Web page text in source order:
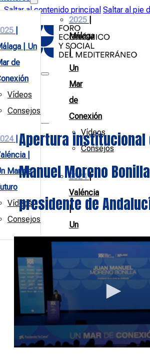
Saltar al contenido principal Saltar al pie
| Un
de
Vídeos
Consejos
|
|
Mar de
Vídeos
Consejos
2025
Málaga
|
Un
Mar
de
Conexión
Vídeos
Consejos
2024|
Valéncia
|
Un
Mar
Futuro
Apertura institucional
Manuel Moreno
presidente de